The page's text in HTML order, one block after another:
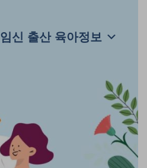
임신 출산 육아정보